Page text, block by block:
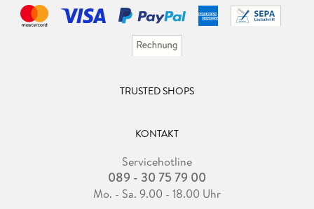
TRUSTED SHOPS
KONTAKT
Servicehotline
089 - 30 75 79 00
Mo. - Sa. 9.00 - 18.00 Uhr